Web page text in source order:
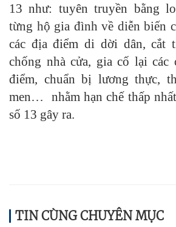
13 như: tuyên truyền bằng
từng hộ gia đình về diễn biến
các địa điểm di dời dân, cắt
chống nhà cửa, gia cố lại các
điểm, chuẩn bị lương thực,
men… nhằm hạn chế thấp
số 13 gây ra.
Hà
TIN CÙNG CHUYÊN MỤC